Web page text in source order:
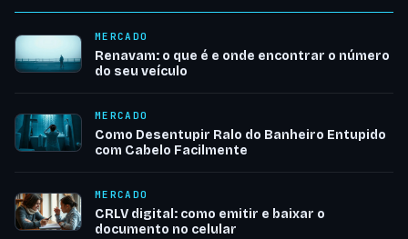
MERCADO
Renavam: o que é e onde encontrar o número
do seu veículo
MERCADO
Como Desentupir Ralo do Banheiro Entupido
com Cabelo Facilmente
MERCADO
CRLV digital: como emitir e baixar o
documento no celular